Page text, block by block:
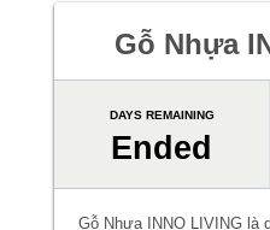
Gỗ Nhựa
DAYS REMAINING
Ended
Gỗ Nhựa INNO LIVINGlà